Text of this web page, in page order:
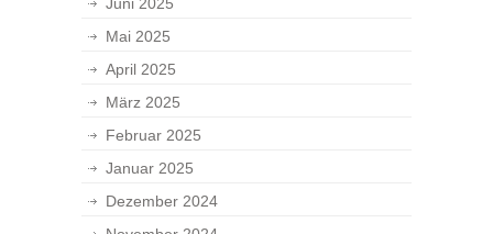
Mai 2025
April 2025
März 2025
Februar 2025
Januar 2025
Dezember 2024